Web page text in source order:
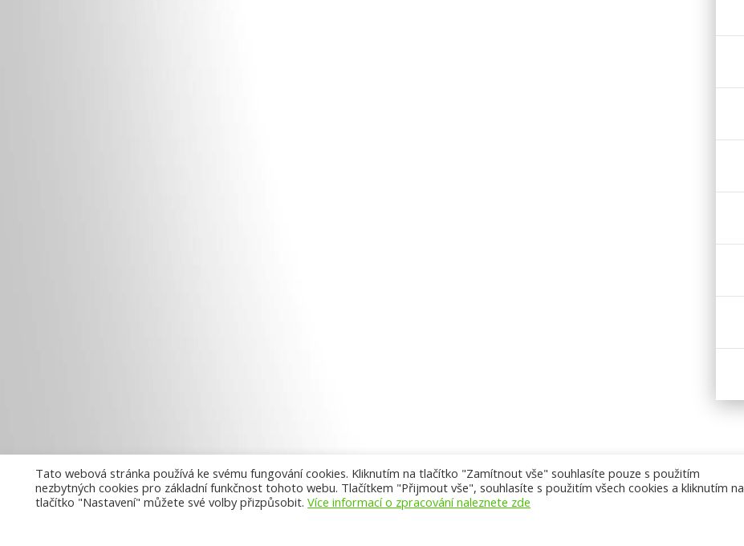
Tato webová stránka používá ke svému fungování cookies. Kliknutím na tlačítko "Zamítnout vše" souhlasíte pouze s použitím
nezbytných cookies pro základní funkčnost tohoto webu. Tlačítkem "Přijmout vše", souhlasíte s použitím všech cookies a kliknutím na
tlačítko "Nastavení" můžete své volby přizpůsobit.Více informací o zpracování naleznete zde